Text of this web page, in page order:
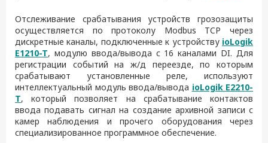
Отслеживание срабатывания устройств грозозащиты
осуществляется по протоколу Modbus TCP через
дискретные каналы, подключенные к устройству ioLogik
E1210-T, модулю ввода/вывода с 16 каналами DI. Для
регистрации событий на ж/д переезде, по которым
срабатывают установленные реле, используют
интеллектуальный модуль ввода/вывода ioLogik E2210-
T, который позволяет на срабатывание контактов
ввода подавать сигнал на создание архивной записи с
камер наблюдения и прочего оборудования через
специализированное программное обеспечение.